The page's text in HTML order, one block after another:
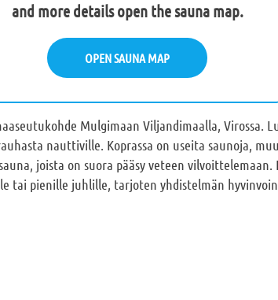
and more details open the sauna map.
OPEN SAUNA MAP
Mulgimaan Viljandimaalla, Virossa.
nauttiville. Koprassa on useita saunoja,
joista on suora pääsy veteen
tai pienille juhlille, tarjoten yhdistelmän